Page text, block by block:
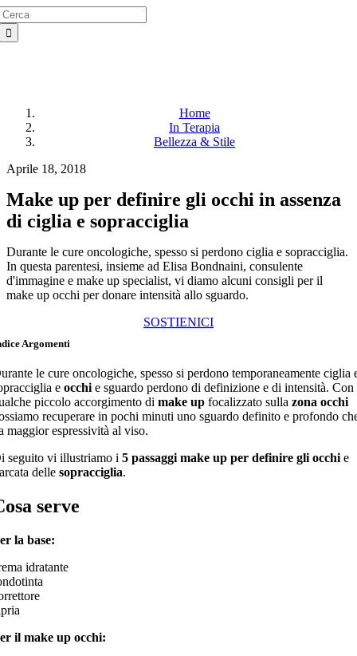
Salta
al
contenuto
Home
In Terapia
Bellezza & Stile
Aprile 18, 2018
Make up per definire gli occhi in assenza
di ciglia e sopracciglia
Durante le cure oncologiche, spesso si perdono ciglia e sopracciglia.
In questa parentesi, insieme ad Elisa Bondnaini, consulente
d'immagine e make up specialist, vi diamo alcuni consigli per il
make up occhi per donare intensità allo sguardo.
SOSTIENICI
Argomenti
le cure oncologiche, spesso si perdono temporaneamente ciglia
eocchi e sguardo perdono di definizione e di intensità. Con
piccolo accorgimento dimake up focalizzato sullazona occhi
recuperare in pochi minuti uno sguardo definito e profondo
maggior espressività al viso.
seguito vi illustriamo i5 passaggi make up per definire gli occhi e
dellesopracciglia.
serve
la base:
idratante
il make up occhi: